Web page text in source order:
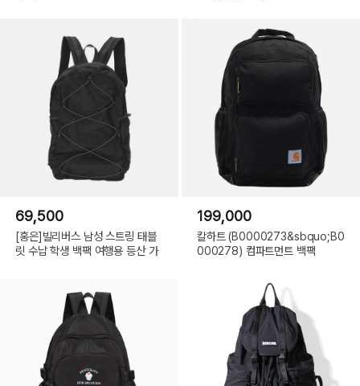
69,500
[홍은]빌리버스 남성 스트링 태블
릿 수납 학생 백팩 여행용 등산 가
199,000
칼하트 (B0000273&sbquo;B0
000278) 컴파트먼트 백팩